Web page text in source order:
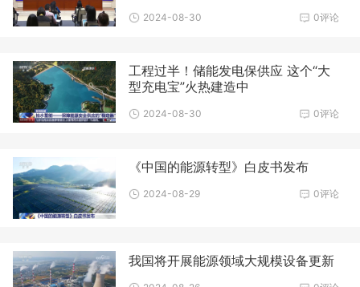
0评论
2024-08-30
工程过半！储能发电保供应 这个“大
型充电宝”火热建造中
0评论
2024-08-30
《中国的能源转型》白皮书发布
0评论
2024-08-29
我国将开展能源领域大规模设备更新